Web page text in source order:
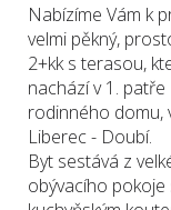
Nabízíme Vám k
velmi pěkný,
2+kk s terasou,
nachází v 1. patře
rodinného domu,
Liberec - Doubí.
Byt sestává z
obývacího pokoje